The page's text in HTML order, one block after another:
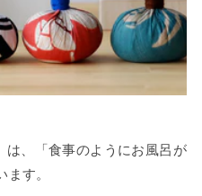
は、「食事のようにお風呂が
す。